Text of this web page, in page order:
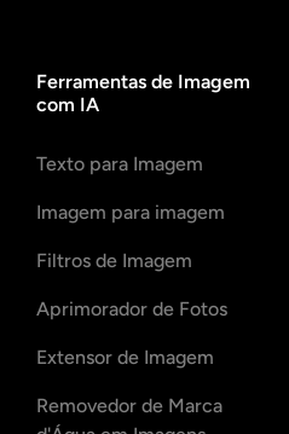
Ferramentas de Imagem
com IA
Texto para Imagem
Imagem para imagem
Filtros de Imagem
Aprimorador de Fotos
Extensor de Imagem
Removedor de Marca